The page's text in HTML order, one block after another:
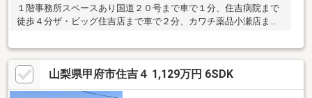
１階事務所スペースあり国道２０号まで車で１分、住吉病院まで
徒歩４分ザ・ビッグ住吉店まで車で２分、カワチ薬品小瀬店まで
山梨県甲府市住吉４ 1,129万円 6SDK